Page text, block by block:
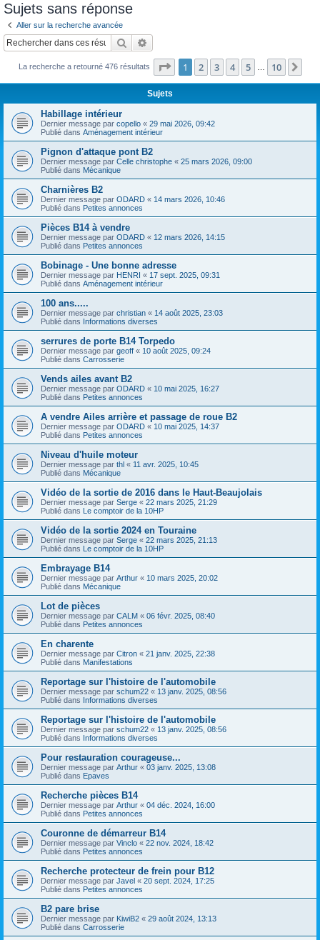
Sujets sans réponse
Aller sur la recherche avancée
Rechercher
La recherche a retourné 476 résultats Page 1sur10
1 2 3 4 5 10
Sujets
Habillage intérieur
Dernier message par copello « 29 mai 2026, 09:42
Publié dans Aménagement intérieur
Pignon d'attaque pont B2
Dernier message par Celle christophe « 25 mars 2026, 09:00
Publié dans Mécanique
Charnières B2
Dernier message par ODARD « 14 mars 2026, 10:46
Publié dans Petites annonces
Pièces B14 à vendre
Dernier message par ODARD « 12 mars 2026, 14:15
Publié dans Petites annonces
Bobinage - Une bonne adresse
Dernier message par HENRI « 17 sept. 2025, 09:31
Publié dans Aménagement intérieur
100 ans.....
Dernier message par christian « 14 août 2025, 23:03
Publié dans Informations diverses
serrures de porte B14 Torpedo
Dernier message par geoff « 10 août 2025, 09:24
Publié dans Carrosserie
Vends ailes avant B2
Dernier message par ODARD « 10 mai 2025, 16:27
Publié dans Petites annonces
A vendre Ailes arrière et passage de roue B2
Dernier message par ODARD « 10 mai 2025, 14:37
Publié dans Petites annonces
Niveau d'huile moteur
Dernier message par thl « 11 avr. 2025, 10:45
Publié dans Mécanique
Vidéo de la sortie de 2016 dans le Haut-Beaujolais
Dernier message par Serge « 22 mars 2025, 21:29
Publié dans Le comptoir de la 10HP
Vidéo de la sortie 2024 en Touraine
Dernier message par Serge « 22 mars 2025, 21:13
Publié dans Le comptoir de la 10HP
Embrayage B14
Dernier message par Arthur « 10 mars 2025, 20:02
Publié dans Mécanique
Lot de pièces
Dernier message par CALM « 06 févr. 2025, 08:40
Publié dans Petites annonces
En charente
Dernier message par Citron « 21 janv. 2025, 22:38
Publié dans Manifestations
Reportage sur l'histoire de l'automobile
Dernier message par schum22 « 13 janv. 2025, 08:56
Publié dans Informations diverses
Reportage sur l'histoire de l'automobile
Dernier message par schum22 « 13 janv. 2025, 08:56
Publié dans Informations diverses
Pour restauration courageuse...
Dernier message par Arthur « 03 janv. 2025, 13:08
Publié dans Epaves
Recherche pièces B14
Dernier message par Arthur « 04 déc. 2024, 16:00
Publié dans Petites annonces
Couronne de démarreur B14
Dernier message par Vinclo « 22 nov. 2024, 18:42
Publié dans Petites annonces
Recherche protecteur de frein pour B12
Dernier message par Javel « 20 sept. 2024, 17:25
Publié dans Petites annonces
B2 pare brise
Dernier message par KiwiB2 « 29 août 2024, 13:13
Publié dans Carrosserie